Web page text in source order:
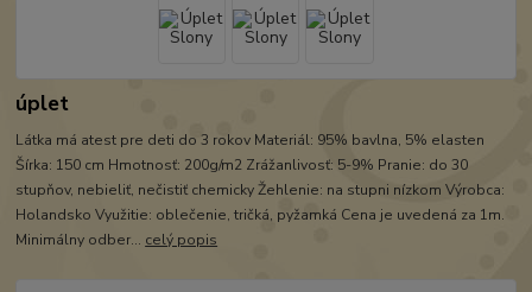
úplet
Látka má atest pre deti do 3 rokov Materiál: 95% bavlna, 5% elasten
Šírka: 150 cm Hmotnosť: 200g/m2 Zrážanlivosť: 5-9% Pranie: do 30
stupňov, nebieliť, nečistiť chemicky Žehlenie: na stupni nízkom Výrobca:
Holandsko Využitie: oblečenie, tričká, pyžamká Cena je uvedená za 1m.
Minimálny odber... celý popis